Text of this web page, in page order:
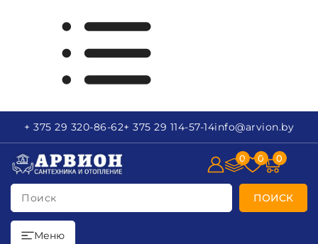
+ 375 29 320-86-62+ 375 29 114-57-14info@arvion.by
Поиск ПОИСК
0 0 0
Меню